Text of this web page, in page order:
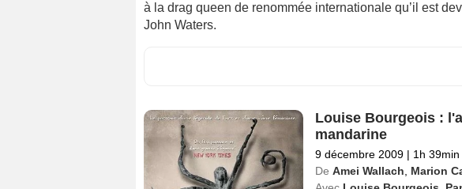
à la drag queen de renommée internationale qu’il est
John Waters.
Louise Bourgeois :
mandarine
9 décembre 2009 | 1h 39min
De Amei Wallach
Marion